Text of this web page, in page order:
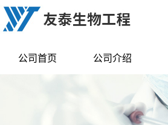
公司首页 公司介绍